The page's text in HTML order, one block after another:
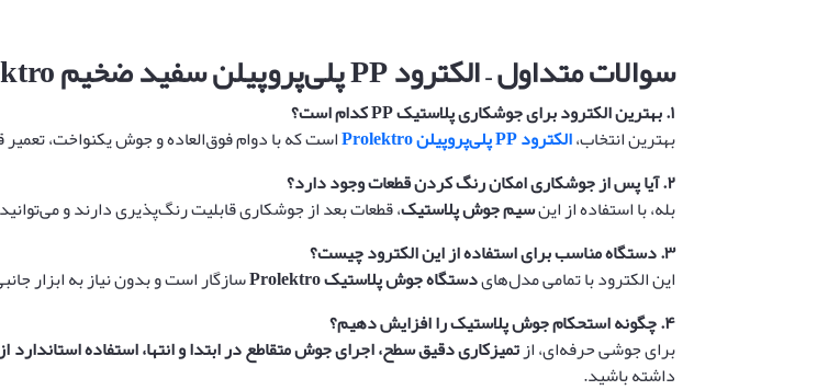
سوالات متداول – الکترود پلی‌پروپیلن سفید ضخیم
۱.بهترین الکترود برای جوشکاری پلاستیک کدام است؟
بهترین انتخاب،الکترود PP پلی‌پروپیلن Prolektro
است که با دوام فوق‌العاده و جوش یکنواخت،
۲.آیا پس از جوشکاری امکان رنگ کردن قطعات وجود دارد؟
بله، با استفاده از اینسیم جوش پلاستیک، قطعات بعد از جوشکاری قابلیت رنگ‌پذیری دارند و
۳.دستگاه مناسب برای استفاده از این الکترود چیست؟
این الکترود با تمامی مدل‌هایدستگاه جوش پلاستیک
سازگار است و بدون نیاز به ابزار
۴.چگونه استحکام جوش پلاستیک را افزایش دهیم؟
برای جوشی حرفه‌ای، ازتمیزکاری دقیق سطح، اجرای جوش متقاطع در ابتدا و انتها، استفاده
داشته باشید.